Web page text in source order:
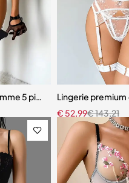
5 pièces – Dentelle
Lingerie
€143,21
€ 52,99